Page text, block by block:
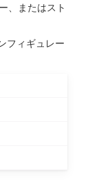
、またはスト
フィギュレー